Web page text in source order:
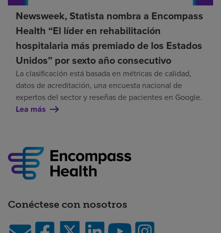
Newsweek, Statista nombra a Encompass
Health “El líder en rehabilitación
hospitalaria más premiado de los Estados
Unidos” por sexto año consecutivo
La clasificación está basada en métricas de calidad,
datos de acreditación, una encuesta nacional de
expertos del sector y reseñas de pacientes en Google.
Lea más
Conéctese con nosotros